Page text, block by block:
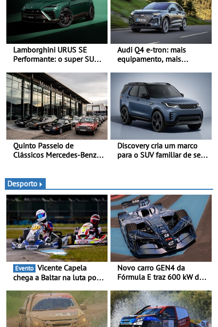
Lamborghini URUS SE
Performante: o super SUV
O Urus mais rápido de
sempre
Audi Q4 e-tron: mais
equipamento, mais
ainda mais competitiva -
Até 740 quilómetros de
autonomia e carregamento
mais rápido
Quinto Passeio de
Clássicos Mercedes-Benz
Discovery cria um marco
para o SUV familiar de sete
distintas
Desporto
Evento
chega a Baltar na luta por
Piloto de Beja disputa a 3ª
ronda do RMC Portugal
com ambição renovada de
regressar ao pódio
Novo carro GEN4 da
Fórmula E traz 600 kW de
de tração integral ao
programa de competição
elétrica da Nissan - São
600 kW (816 cv) e acelera